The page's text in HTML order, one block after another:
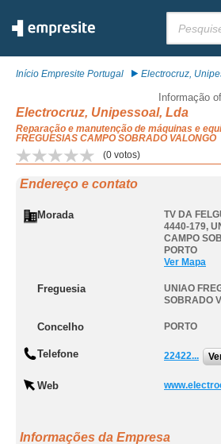
Início Empresite Portugal Electrocruz,
Informação
Electrocruz, Unipessoal, Lda
Reparação e manutenção de máquinas e
FREGUESIAS CAMPO SOBRADO VALONGO
(0 votos)
Endereço e contato
Morada
TV DA
4440-179,
CAMPO
PORTO
Ver Mapa
Freguesia
UNIAO
SOBRADO
Concelho PORTO
Telefone 22422...
Web
Informações da Empresa